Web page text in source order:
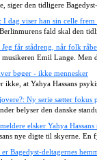
siger den tidligere
I dag viser han sin celle
fald skal den
får stådreng, når folk
Emil Lange. Men
bøger - ikke mennesker
ikke, at Yahya Hassans
Ny serie sætter fokus
belyser den danske
elsker Yahya Hassans
nye digte til skyerne. En
Bagedyst-deltagernes